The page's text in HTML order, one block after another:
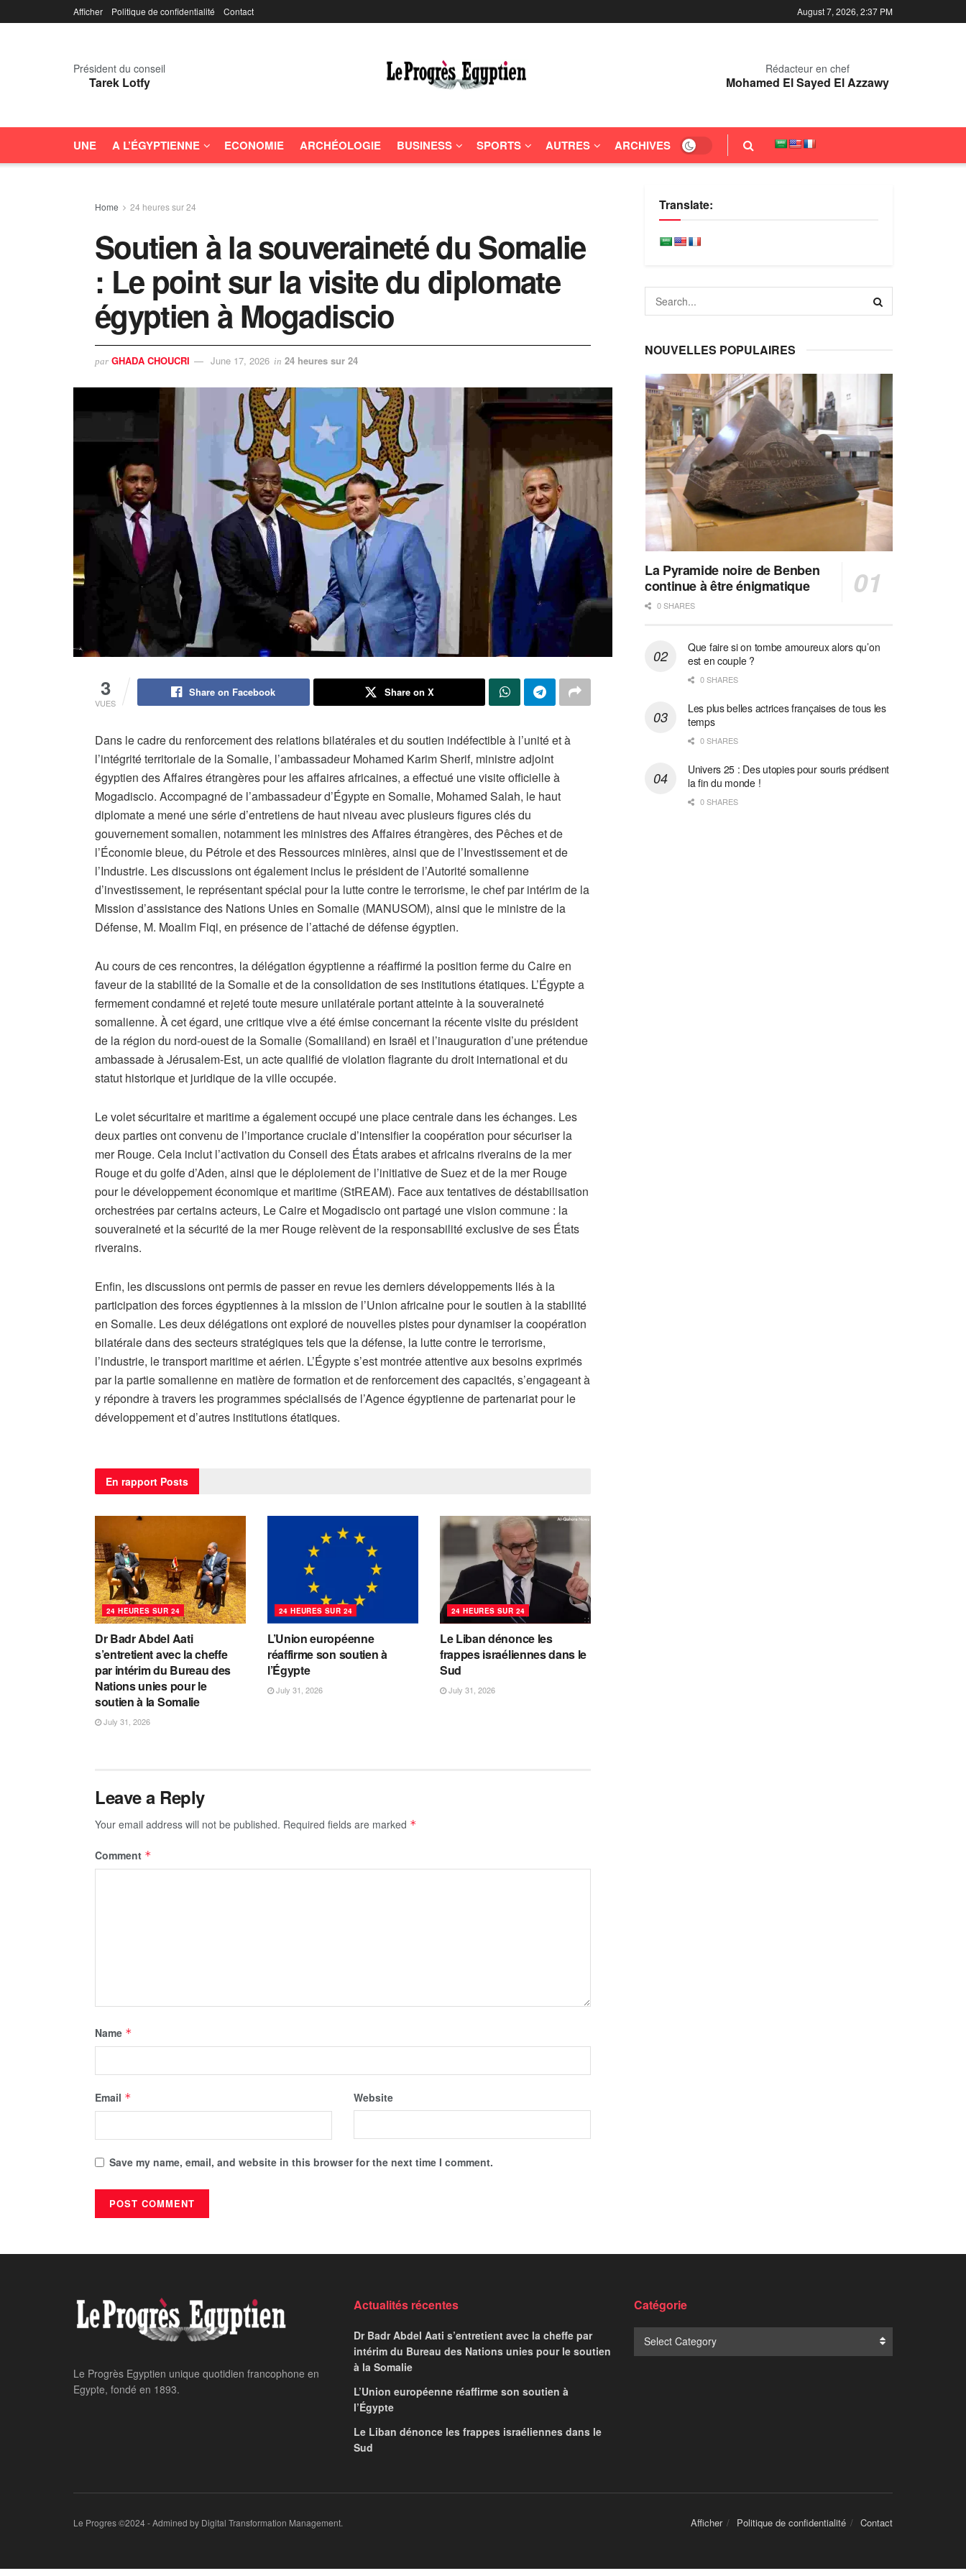
Afficher Politique de confidentialité Contact August 7, 2026, 2:37 PM
Président du conseil
Tarek Lotfy
Rédacteur en chef
Mohamed El Sayed El Azzawy
UNE A L’ÉGYPTIENNE ECONOMIE ARCHÉOLOGIE BUSINESS SPORTS AUTRES ARCHIVES
Home 24 heures sur 24
Soutien à la souveraineté du Somalie
: Le point sur la visite du diplomate
égyptien à Mogadiscio
par GHADA CHOUCRI June 17, 2026 in 24 heures sur 24
3
VUES
Share on Facebook Share on X
Dans le cadre du renforcement des relations bilatérales et du soutien indéfectible à l’unité et à
l’intégrité territoriale de la Somalie, l’ambassadeur Mohamed Karim Sherif, ministre adjoint
égyptien des Affaires étrangères pour les affaires africaines, a effectué une visite officielle à
Mogadiscio. Accompagné de l’ambassadeur d’Égypte en Somalie, Mohamed Salah, le haut
diplomate a mené une série d’entretiens de haut niveau avec plusieurs figures clés du
gouvernement somalien, notamment les ministres des Affaires étrangères, des Pêches et de
l’Économie bleue, du Pétrole et des Ressources minières, ainsi que de l’Investissement et de
l’Industrie. Les discussions ont également inclus le président de l’Autorité somalienne
d’investissement, le représentant spécial pour la lutte contre le terrorisme, le chef par intérim de la
Mission d’assistance des Nations Unies en Somalie (MANUSOM), ainsi que le ministre de la
Défense, M. Moalim Fiqi, en présence de l’attaché de défense égyptien.
Au cours de ces rencontres, la délégation égyptienne a réaffirmé la position ferme du Caire en
faveur de la stabilité de la Somalie et de la consolidation de ses institutions étatiques. L’Égypte a
fermement condamné et rejeté toute mesure unilatérale portant atteinte à la souveraineté
somalienne. À cet égard, une critique vive a été émise concernant la récente visite du président
de la région du nord-ouest de la Somalie (Somaliland) en Israël et l’inauguration d’une prétendue
ambassade à Jérusalem-Est, un acte qualifié de violation flagrante du droit international et du
statut historique et juridique de la ville occupée.
Le volet sécuritaire et maritime a également occupé une place centrale dans les échanges. Les
deux parties ont convenu de l’importance cruciale d’intensifier la coopération pour sécuriser la
mer Rouge. Cela inclut l’activation du Conseil des États arabes et africains riverains de la mer
Rouge et du golfe d’Aden, ainsi que le déploiement de l’initiative de Suez et de la mer Rouge
pour le développement économique et maritime (StREAM). Face aux tentatives de déstabilisation
orchestrées par certains acteurs, Le Caire et Mogadiscio ont partagé une vision commune : la
souveraineté et la sécurité de la mer Rouge relèvent de la responsabilité exclusive de ses États
riverains.
Enfin, les discussions ont permis de passer en revue les derniers développements liés à la
participation des forces égyptiennes à la mission de l’Union africaine pour le soutien à la stabilité
en Somalie. Les deux délégations ont exploré de nouvelles pistes pour dynamiser la coopération
bilatérale dans des secteurs stratégiques tels que la défense, la lutte contre le terrorisme,
l’industrie, le transport maritime et aérien. L’Égypte s’est montrée attentive aux besoins exprimés
par la partie somalienne en matière de formation et de renforcement des capacités, s’engageant à
y répondre à travers les programmes spécialisés de l’Agence égyptienne de partenariat pour le
développement et d’autres institutions étatiques.
En rapport Posts
24 HEURES SUR 24
Dr Badr Abdel Aati
s’entretient avec la cheffe
par intérim du Bureau des
Nations unies pour le
soutien à la Somalie
July 31, 2026
24 HEURES SUR 24
L’Union européenne
réaffirme son soutien à
l’Égypte
July 31, 2026
24 HEURES SUR 24
Le Liban dénonce les
frappes israéliennes dans le
Sud
July 31, 2026
Leave a Reply
Your email address will not be published. Required fields are marked *
Comment *
Name *
Email * Website
Save my name, email, and website in this browser for the next time I comment.
Translate:
NOUVELLES POPULAIRES
La Pyramide noire de Benben
continue à être énigmatique
0 SHARES
Que faire si on tombe amoureux alors qu’on
est en couple ?
0 SHARES
Les plus belles actrices françaises de tous les
temps
0 SHARES
Univers 25 : Des utopies pour souris prédisent
la fin du monde !
0 SHARES
Le Progrès Egyptien unique quotidien francophone en
Egypte, fondé en 1893.
Actualités récentes
Dr Badr Abdel Aati s’entretient avec la cheffe par
intérim du Bureau des Nations unies pour le soutien
à la Somalie
L’Union européenne réaffirme son soutien à
l’Égypte
Le Liban dénonce les frappes israéliennes dans le
Sud
Catégorie
Select Category
Afficher Politique de confidentialité Contact
Le Progres ©2024 - Admined by Digital Transformation Management.